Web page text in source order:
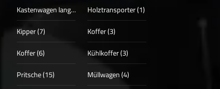
Kastenwagen lang (4)
Kipper (7)
Koffer (6)
Pritsche (15)
Holztransporter (1)
Koffer (3)
Kühlkoffer (3)
Müllwagen (4)